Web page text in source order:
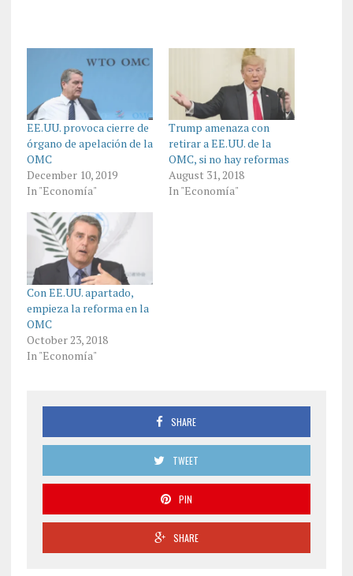
EE.UU. provoca cierre de
órgano de apelación de la
OMC
December 10, 2019
In "Economía"
Trump amenaza con
retirar a EE.UU. de la
OMC, si no hay reformas
August 31, 2018
In "Economía"
Con EE.UU. apartado,
empieza la reforma en la
OMC
October 23, 2018
In "Economía"
SHARE
TWEET
PIN
SHARE